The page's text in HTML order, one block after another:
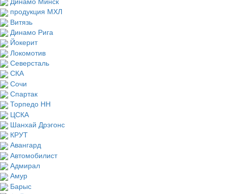
продукция МХЛ
Витязь
Динамо Рига
Йокерит
Локомотив
Северсталь
СКА
Сочи
Спартак
Торпедо НН
ЦСКА
Шанхай Дрэгонс
КРУТ
Авангард
Автомобилист
Адмирал
Амур
Барыс